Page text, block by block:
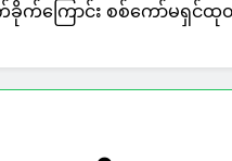
က်ခိုက်ကြောင်း စစ်ကော်မရှင်